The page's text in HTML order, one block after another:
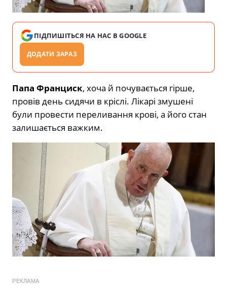
ПІДПИШІТЬСЯ НА НАС В GOOGLE
ДОДАТИ ЗАРАЗ
Папа Франциск, хоча й почувається гірше,
провів день сидячи в кріслі. Лікарі змушені
були провести переливання крові, а його стан
залишається важким.
РЕКЛАМА